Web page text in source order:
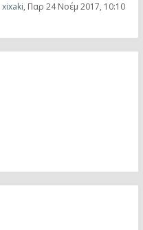
xixaki, Παρ 24 Νοέμ 2017, 10:10